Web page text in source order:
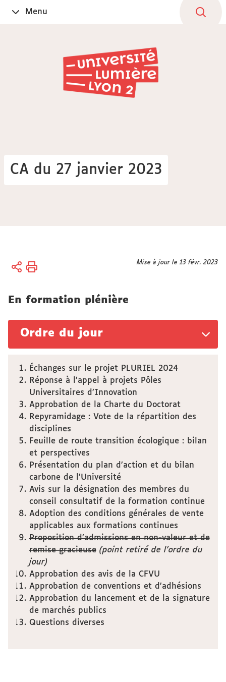
OuvrirMenu
CA du 27 janvier 2023
Vous
Accueil
Mise à jour le 13 févr. 2023
En formation plénière
Ordre du jour
Échanges sur le projet PLURIEL 2024
Réponse à l’appel à projets Pôles
Universitaires d’Innovation
Approbation de la Charte du Doctorat
Repyramidage : Vote de la répartition des
disciplines
Feuille de route transition écologique : bilan
et perspectives
Présentation du plan d’action et du bilan
carbone de l’Université
Avis sur la désignation des membres du
conseil consultatif de la formation continue
Adoption des conditions générales de vente
applicables aux formations continues
Proposition d’admissions en non-valeur et de
remise gracieuse (point retiré de l'ordre du
jour)
Approbation des avis de la CFVU
Approbation de conventions et d’adhésions
Approbation du lancement et de la signature
de marchés publics
Questions diverses